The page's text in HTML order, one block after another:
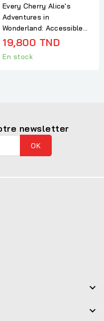
Every Cherry Alice's
Adventures in
Wonderland: Accessible...
19,800 TND
En stock
newsletter

